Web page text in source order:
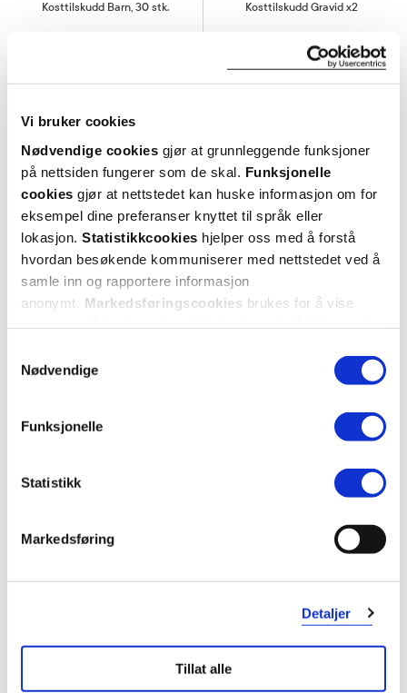
Vi bruker cookies
Nødvendige cookies gjør at grunnleggende funksjoner
på nettsiden fungerer som de skal. Funksjonelle
cookies gjør at nettstedet kan huske informasjon om for
eksempel dine preferanser knyttet til språk eller
lokasjon. Statistikkcookies hjelper oss med å forstå
hvordan besøkende kommuniserer med nettstedet ved å
samle inn og rapportere informasjon
anonymt. Markedsføringscookies brukes for å vise
Nødvendige
Funksjonelle
Statistikk
Markedsføring
Detaljer
Tillat alle
Kosttilskudd Barn, 30 stk. Kosttilskudd Gravid x2
428,-
376,-
Lifeline Care Lifeline Care